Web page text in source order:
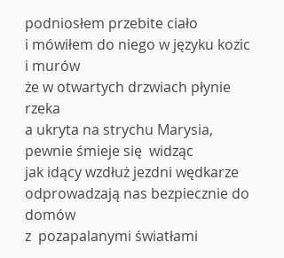
podniosłem przebite ciało
i mówiłem do niego w języku kozic
i murów
że w otwartych drzwiach płynie
rzeka
a ukryta na strychu Marysia,
pewnie śmieje się  widząc
jak idący wzdłuż jezdni wędkarze
odprowadzają nas bezpiecznie do
domów
z  pozapalanymi światłami